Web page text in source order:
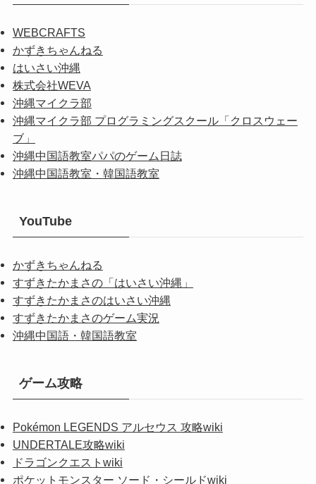
WEBCRAFTS
かずきちゃんねる
はいさい沖縄
株式会社WEVA
沖縄マイクラ部
沖縄マイクラ部 プログラミングスクール「クロスウェー
ブ」
沖縄中国語教室パパのゲーム日誌
沖縄中国語教室・韓国語教室
YouTube
かずきちゃんねる
すずきたかまさの「はいさい沖縄」
すずきたかまさのはいさい沖縄
すずきたかまさのゲーム実況
沖縄中国語・韓国語教室
ゲーム攻略
Pokémon LEGENDS アルセウス 攻略wiki
UNDERTALE攻略wiki
ドラゴンクエストwiki
ポケットモンスター ソード・シールドwiki